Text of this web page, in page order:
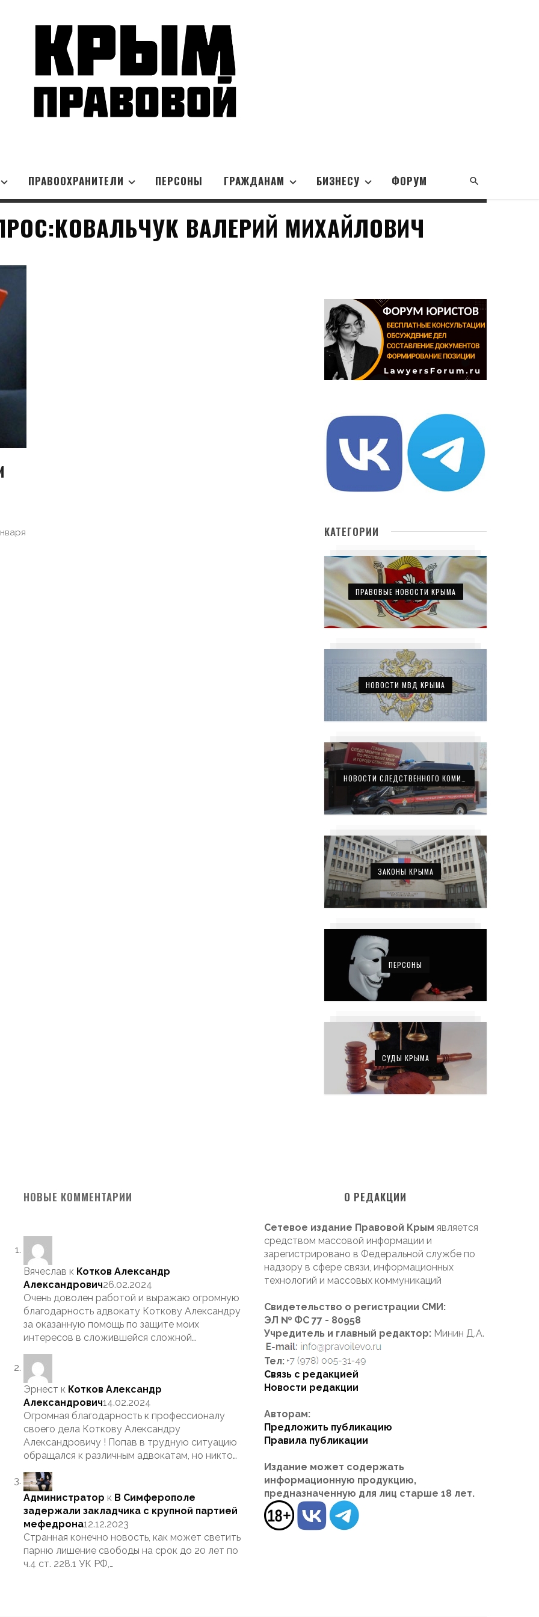
ПРАВООХРАНИТЕЛИ ПЕРСОНЫ ГРАЖДАНАМ БИЗНЕСУ ФОРУМ
ВАЛЕРИЙ МИХАЙЛОВИЧ
КАТЕГОРИИ
ПРАВОВЫЕ НОВОСТИ КРЫМА
НОВОСТИ МВД КРЫМА
ЗАКОНЫ КРЫМА
ПЕРСОНЫ
СУДЫ КРЫМА
НОВЫЕ КОММЕНТАРИИ
Вячеслав к Котков Александр
Александрович26.02.2024
Очень доволен работой и выражаю огромную
благодарность адвокату Коткову Александру
за оказанную помощь по защите моих
интересов в сложившейся сложной…
Эрнест к Котков Александр
Александрович14.02.2024
Огромная благодарность к профессионалу
своего дела Коткову Александру
Александровичу ! Попав в трудную ситуацию
обращался к различным адвокатам, но никто…
Администратор к В Симферополе
задержали закладчика с крупной партией
мефедрона12.12.2023
Странная конечно новость, как может светить
парню лишение свободы на срок до 20 лет по
ч.4 ст. 228.1 УК РФ,…
О РЕДАКЦИИ
Сетевое издание Правовой Крым является
средством массовой информации и
зарегистрировано в Федеральной службе по
надзору в сфере связи, информационных
технологий и массовых коммуникаций
Свидетельство о регистрации СМИ:
ЭЛ № ФС 77 - 80958
Учредитель и главный редактор: Минин Д.А.
Тел:
Связь с редакцией
Новости редакции
Авторам:
Предложить публикацию
Правила публикации
Издание может содержать
информационную продукцию,
предназначенную для лиц старше 18 лет.